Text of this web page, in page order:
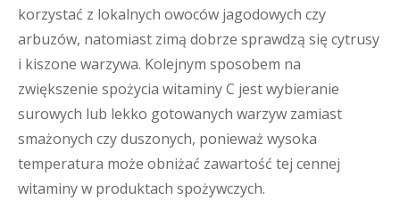
korzystać z lokalnych owoców jagodowych czy
arbuzów, natomiast zimą dobrze sprawdzą się cytrusy
i kiszone warzywa. Kolejnym sposobem na
zwiększenie spożycia witaminy C jest wybieranie
surowych lub lekko gotowanych warzyw zamiast
smażonych czy duszonych, ponieważ wysoka
temperatura może obniżać zawartość tej cennej
witaminy w produktach spożywczych.